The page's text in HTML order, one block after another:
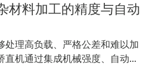
材料加工的精度与自动
处理高负载、严格公差和难以加
机通过集成机械强度、自动化
挑战，成为更为苛刻的工业环